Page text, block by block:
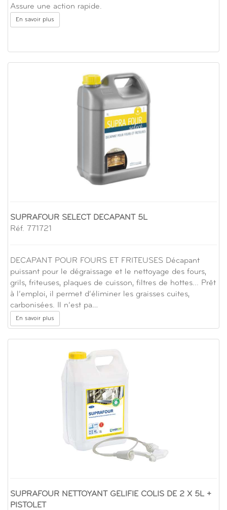
Assure une action rapide.
En savoir plus
SUPRAFOUR SELECT DECAPANT 5L
Réf. 771721
DECAPANT POUR FOURS ET FRITEUSES Décapant
puissant pour le dégraissage et le nettoyage des fours,
grils, friteuses, plaques de cuisson, filtres de hottes... Prêt
à l’emploi, il permet d’éliminer les graisses cuites,
carbonisées. Il n’est pa…
En savoir plus
SUPRAFOUR NETTOYANT GELIFIE COLIS DE 2 X 5L +
PISTOLET